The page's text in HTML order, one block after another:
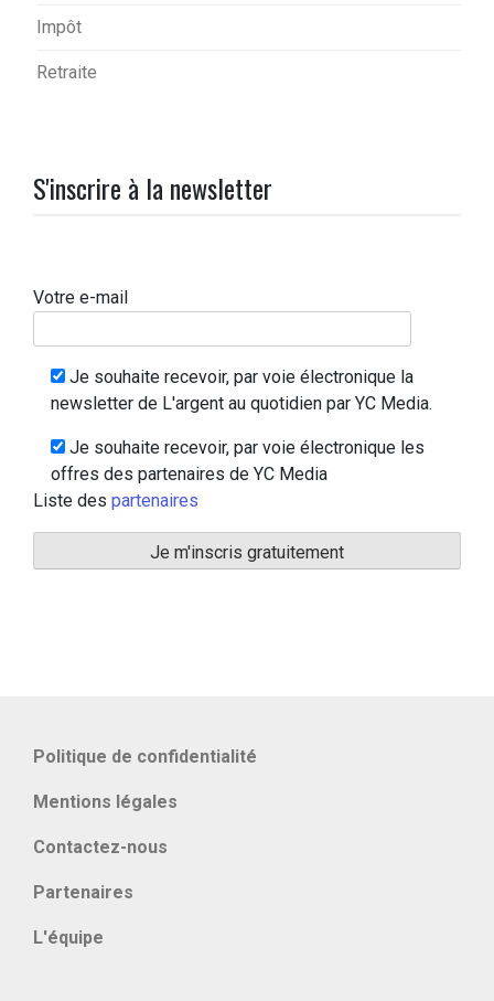
Impôt
Retraite
S'inscrire à la newsletter
Votre e-mail
Je souhaite recevoir, par voie électronique la
newsletter de L'argent au quotidien par YC Media.
Je souhaite recevoir, par voie électronique les
offres des partenaires de YC Media
Liste des partenaires
Politique de confidentialité
Mentions légales
Contactez-nous
Partenaires
L'équipe